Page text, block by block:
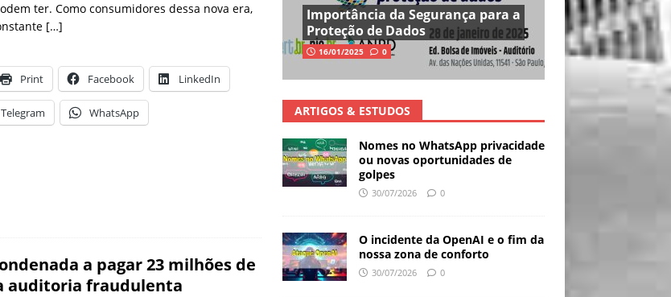
ter. Como consumidores dessa nova era,
[…]
Print Facebook LinkedIn
Telegram WhatsApp
a pagar 23 milhões de
auditoria fraudulenta
Importância da Segurança para a
Proteção de Dados
16/01/2025 0
ARTIGOS & ESTUDOS
Nomes no WhatsApp privacidade
ou novas oportunidades de
golpes
30/07/2026 0
O incidente da OpenAI e o fim da
nossa zona de conforto
30/07/2026 0